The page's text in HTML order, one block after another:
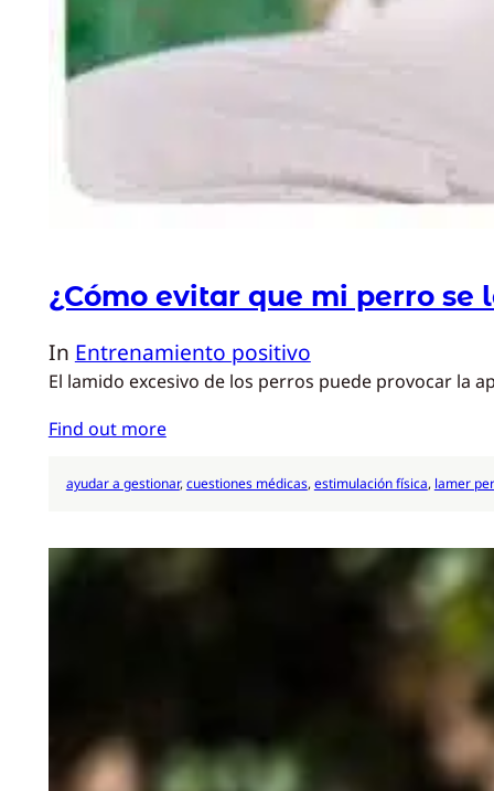
¿Cómo evitar que mi perro se
In Entrenamiento positivo
El lamido excesivo de los perros puede provocar la
Find out more
ayudar a gestionar, cuestiones médicas, estimulación física, lamer